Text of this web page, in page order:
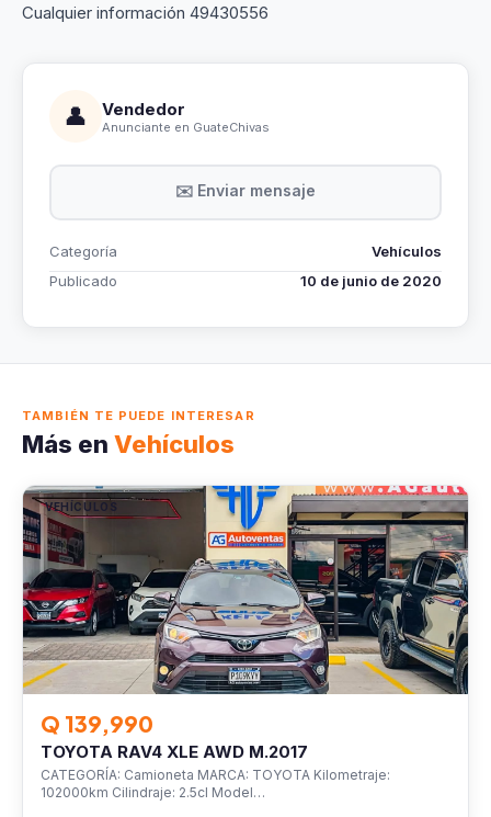
Cualquier información 49430556
👤 Vendedor
Anunciante en GuateChivas
✉️ Enviar mensaje
Categoría
Vehículos
Publicado
10 de junio de 2020
TAMBIÉN TE PUEDE INTERESAR
Más en Vehículos
VEHÍCULOS
Q 139,990
TOYOTA RAV4 XLE AWD M.2017
CATEGORÍA: Camioneta MARCA: TOYOTA Kilometraje:
102000km Cilindraje: 2.5cl Model…